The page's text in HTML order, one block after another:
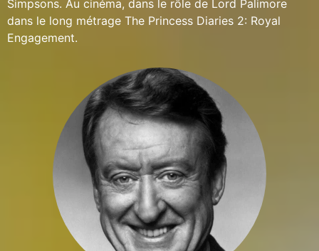
Simpsons. Au cinéma, dans le rôle de Lord Palimore
dans le long métrage The Princess Diaries 2: Royal
Engagement.